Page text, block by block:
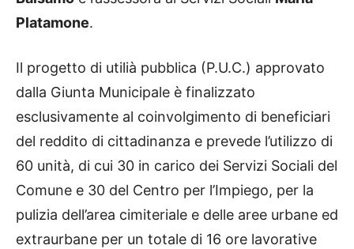
Platamone.
Il progetto di utilià pubblica (P.U.C.) approvato
dalla Giunta Municipale è finalizzato
esclusivamente al coinvolgimento di beneficiari
del reddito di cittadinanza e prevede l’utilizzo di
60 unità, di cui 30 in carico dei Servizi Sociali del
Comune e 30 del Centro per l’Impiego, per la
pulizia dell’area cimiteriale e delle aree urbane ed
extraurbane per un totale di 16 ore lavorative